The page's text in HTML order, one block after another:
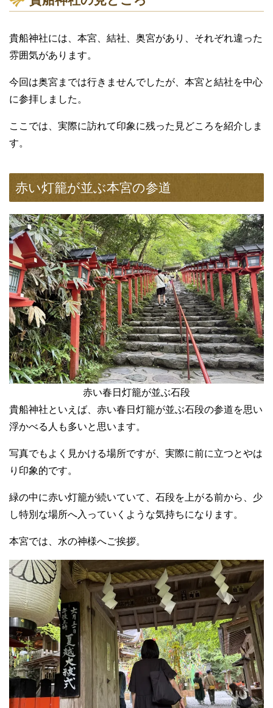
貴船神社には、本宮、結社、奥宮があり、それぞれ違った
雰囲気があります。
今回は奥宮までは行きませんでしたが、本宮と結社を中心
に参拝しました。
ここでは、実際に訪れて印象に残った見どころを紹介しま
す。
赤い灯籠が並ぶ本宮の参道
赤い春日灯籠が並ぶ石段
貴船神社といえば、赤い春日灯籠が並ぶ石段の参道を思い
浮かべる人も多いと思います。
写真でもよく見かける場所ですが、実際に前に立つとやは
り印象的です。
緑の中に赤い灯籠が続いていて、石段を上がる前から、少
し特別な場所へ入っていくような気持ちになります。
本宮では、水の神様へご挨拶。